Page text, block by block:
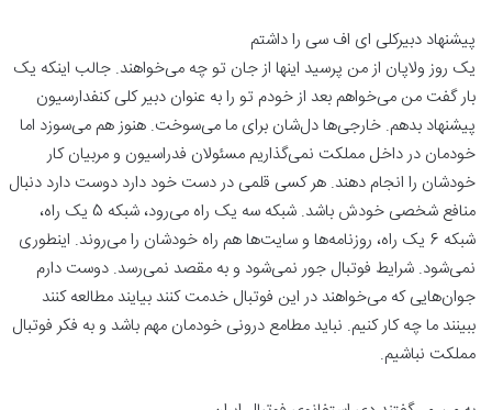
پیشنهاد دبیرکلی ای اف سی را داشتم
یک روز ولاپان از من پرسید اینها از جان تو چه می‌خواهند. جالب اینکه یک
بار گفت من می‌خواهم بعد از خودم تو را به عنوان دبیر کلی کنفدارسیون
پیشنهاد بدهم. خارجی‌ها دل‌شان برای ما می‌سوخت. هنوز هم می‌سوزد اما
خودمان در داخل مملکت نمی‌گذاریم مسئولان فدراسیون و مربیان کار
خودشان را انجام دهند. هر کسی قلمی در دست خود دارد دوست دارد دنبال
منافع شخصی خودش باشد. شبکه سه یک راه می‌رود، شبکه 5 یک راه،
شبکه 6 یک راه، روزنامه‌ها و سایت‌ها هم راه خودشان را می‌روند. اینطوری
نمی‌شود. شرایط فوتبال جور نمی‌‎شود و به مقصد نمی‌رسد. دوست دارم
جوان‌هایی که می‌خواهند در این فوتبال خدمت کنند بیایند مطالعه کنند
ببینند ما چه کار کنیم. نباید مطامع درونی خودمان مهم باشد و به فکر فوتبال
مملکت نباشیم.